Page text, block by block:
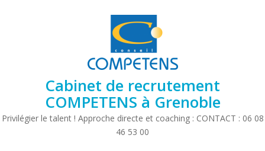
Cabinet de recrutement
COMPETENS à Grenoble
Privilégier le talent ! Approche directe et coaching : CONTACT : 06 08
46 53 00